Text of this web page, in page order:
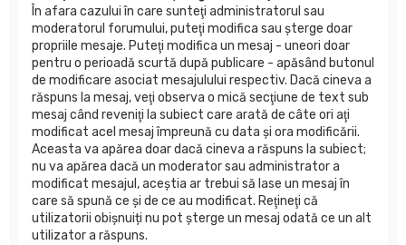
În afara cazului în care sunteţi administratorul sau
moderatorul forumului, puteţi modifica sau şterge doar
propriile mesaje. Puteţi modifica un mesaj - uneori doar
pentru o perioadă scurtă după publicare - apăsând butonul
de modificare asociat mesajulului respectiv. Dacă cineva a
răspuns la mesaj, veţi observa o mică secţiune de text sub
mesaj când reveniţi la subiect care arată de câte ori aţi
modificat acel mesaj împreună cu data şi ora modificării.
Aceasta va apărea doar dacă cineva a răspuns la subiect;
nu va apărea dacă un moderator sau administrator a
modificat mesajul, aceştia ar trebui să lase un mesaj în
care să spună ce şi de ce au modificat. Reţineţi că
utilizatorii obișnuiți nu pot şterge un mesaj odată ce un alt
utilizator a răspuns.